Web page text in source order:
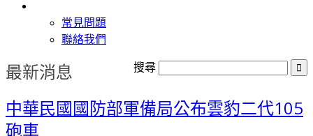
常見問題
聯絡我們
搜尋
最新消息
中華民國國防部軍備局公布雲豹二代105
砲車